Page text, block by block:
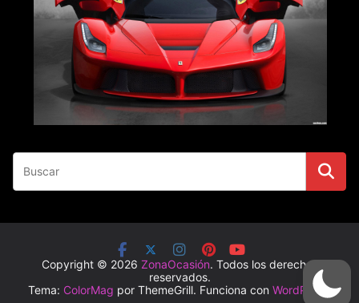
Copyright © 2026 ZonaOcasión. Todos los derechos
reservados.
Tema: ColorMag por ThemeGrill. Funciona con WordPress.